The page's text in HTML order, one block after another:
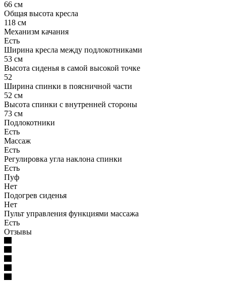
66 см
Общая высота кресла
118 см
Механизм качания
Есть
Ширина кресла между подлокотниками
53 см
Высота сиденья в самой высокой точке
52
Ширина спинки в поясничной части
52 см
Высота спинки с внутренней стороны
73 см
Подлокотники
Есть
Массаж
Есть
Регулировка угла наклона спинки
Есть
Пуф
Нет
Подогрев сиденья
Нет
Пульт управления функциями массажа
Есть
Отзывы